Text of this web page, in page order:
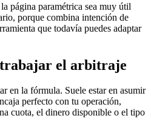
página paramétrica sea muy útil
porque combina intención de
que todavía puedes adaptar
el arbitraje
en la fórmula. Suele estar en asumir
perfecto con tu operación,
cuota, el dinero disponible o el tipo